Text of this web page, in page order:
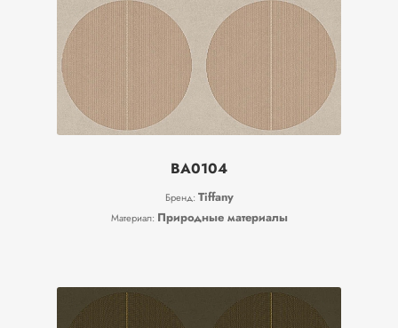
BA0104
Бренд: Tiffany
Материал: Природные материалы